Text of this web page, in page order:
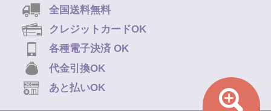
全国送料無料
クレジットカードOK
各種電子決済 OK
代金引換OK
あと払いOK